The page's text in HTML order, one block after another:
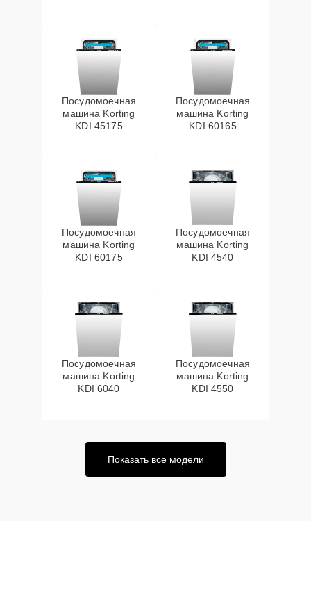
Посудомоечная
машина Korting
KDI 45175
Посудомоечная
машина Korting
KDI 60165
Посудомоечная
машина Korting
KDI 60175
Посудомоечная
машина Korting
KDI 4540
Посудомоечная
машина Korting
KDI 6040
Посудомоечная
машина Korting
KDI 4550
Показать все модели